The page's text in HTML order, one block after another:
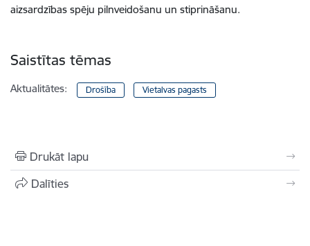
aizsardzības spēju pilnveidošanu un stiprināšanu.
Saistītas tēmas
Aktualitātes: Drošība Vietalvas pagasts
Drukāt lapu
Dalīties